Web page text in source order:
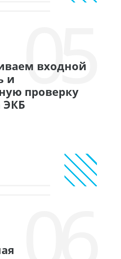
05
входной
и
проверку
ЭКБ
06